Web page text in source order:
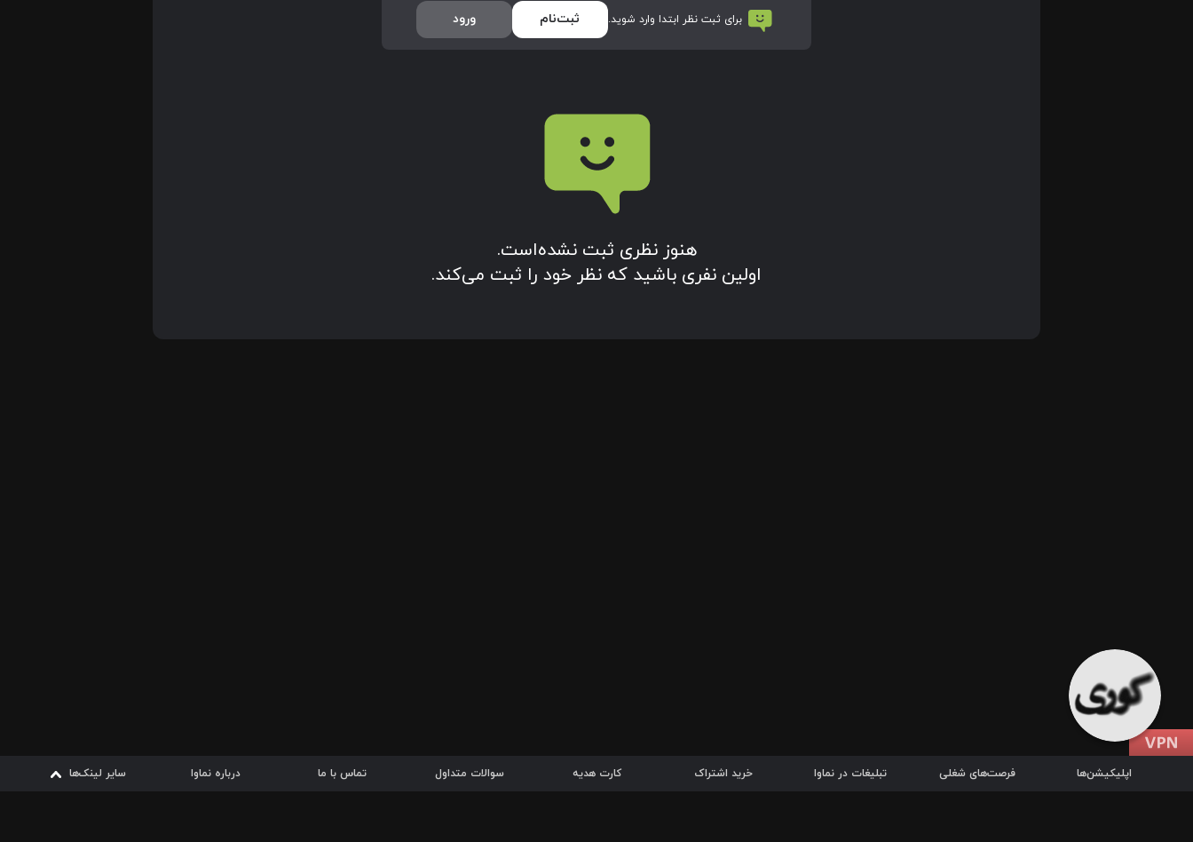
برای ثبت نظر ابتدا وارد شوید. ثبت‌نام ورود
هنوز نظری ثبت نشده‌‌است.
اولین نفری باشید که نظر خود را ثبت می‌کند.
اپلیکیشن‌ها فرصت‌های شغلی تبلیغات در نماوا خرید اشتراک کارت هدیه سوالات متداول تماس با ما درباره نماوا سایر لینک‌ها